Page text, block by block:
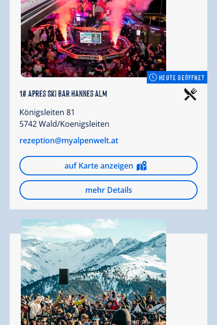
HEUTE GEÖFFNET
1# Apres Ski Bar Hannes Alm
Königsleiten 81
5742 Wald/Koenigsleiten
rezeption@myalpenwelt.at
auf Karte anzeigen
mehr Details